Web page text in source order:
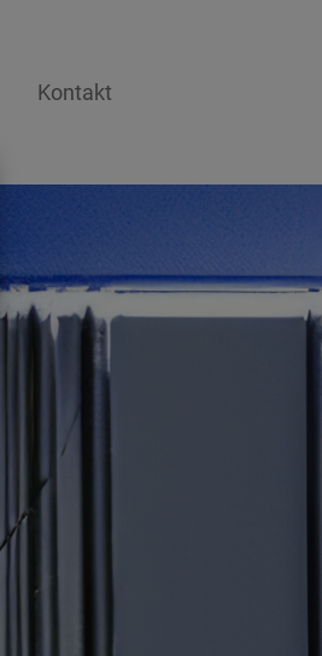
Kontakt